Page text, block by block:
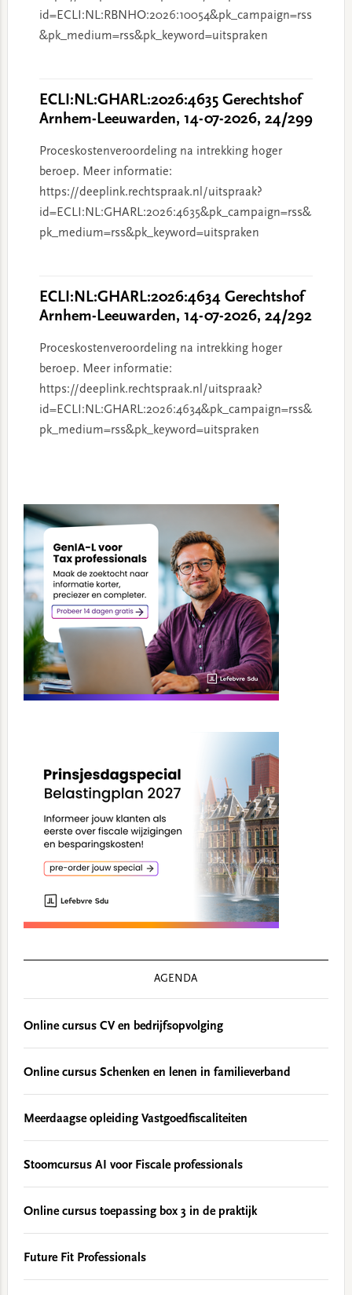
id=ECLI:NL:RBNHO:2026:10054&pk_campaign=rss
&pk_medium=rss&pk_keyword=uitspraken
ECLI:NL:GHARL:2026:4635 Gerechtshof
Arnhem-Leeuwarden, 14-07-2026, 24/299
Proceskostenveroordeling na intrekking hoger
beroep. Meer informatie:
https://deeplink.rechtspraak.nl/uitspraak?
id=ECLI:NL:GHARL:2026:4635&pk_campaign=rss&
pk_medium=rss&pk_keyword=uitspraken
ECLI:NL:GHARL:2026:4634 Gerechtshof
Arnhem-Leeuwarden, 14-07-2026, 24/292
Proceskostenveroordeling na intrekking hoger
beroep. Meer informatie:
https://deeplink.rechtspraak.nl/uitspraak?
id=ECLI:NL:GHARL:2026:4634&pk_campaign=rss&
pk_medium=rss&pk_keyword=uitspraken
Sidebar
AGENDA
Online cursus CV en bedrijfsopvolging
Online cursus Schenken en lenen in familieverband
Meerdaagse opleiding Vastgoedfiscaliteiten
Stoomcursus AI voor Fiscale professionals
Online cursus toepassing box 3 in de praktijk
Future Fit Professionals